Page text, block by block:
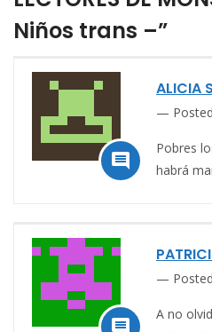
Niños trans –”

ALICIA
Pobres
habrá

A no